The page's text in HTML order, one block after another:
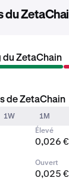
du
ZetaChain
de ZetaChain
1W 1M
Élevé
0,026 €
Ouvert
0,025 €